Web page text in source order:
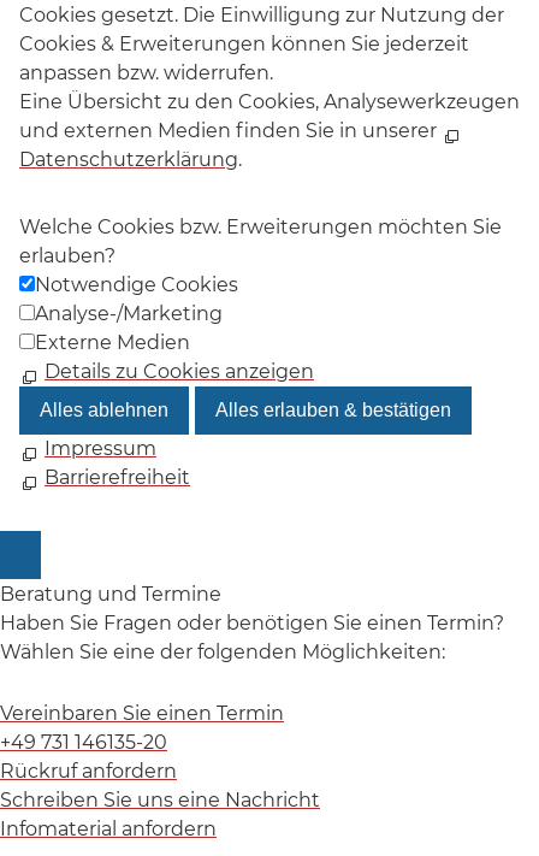
Cookies gesetzt. Die Einwilligung zur Nutzung der
Cookies & Erweiterungen können Sie jederzeit
anpassen bzw. widerrufen.
Eine Übersicht zu den Cookies, Analysewerkzeugen
und externen Medien finden Sie in unserer
Datenschutzerklärung.
Welche Cookies bzw. Erweiterungen möchten Sie
erlauben?
Notwendige Cookies
Analyse-/Marketing
Externe Medien
Details zu Cookies anzeigen
Alles ablehnen Alles erlauben & bestätigen
Impressum
Barrierefreiheit
Beratung und Termine
Haben Sie Fragen oder benötigen Sie einen Termin?
Wählen Sie eine der folgenden Möglichkeiten:
Vereinbaren Sie einen Termin
+49 731 146135-20
Rückruf anfordern
Schreiben Sie uns eine Nachricht
Infomaterial anfordern